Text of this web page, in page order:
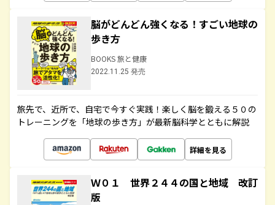
脳がどんどん強くなる！すごい地球の
歩き方
BOOKS 旅と健康
2022.11.25 発売
旅先で、近所で、自宅で今すぐ実践！楽しく脳を鍛える５０の
トレーニングを「地球の歩き方」が最新脳科学とともに解説
詳細を見る
Ｗ０１ 世界２４４の国と地域 改訂
版